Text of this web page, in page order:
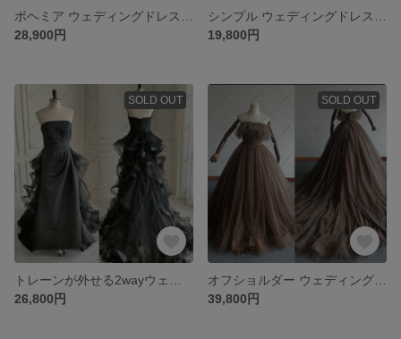
28,900円
19,800円
SOLD OUT
26,800円
SOLD OUT
39,800円